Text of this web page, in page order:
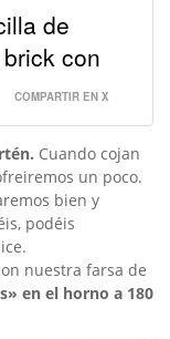
de
con
COMPARTIR EN X
Cuando cojan
un poco.
bien y
podéis
nuestra farsa de
en el horno a 180